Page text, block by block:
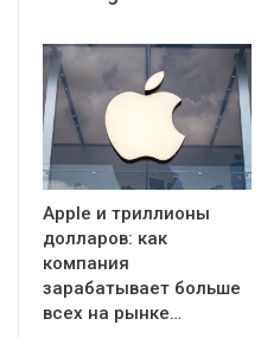
Apple и триллионы
долларов: как
компания
зарабатывает больше
всех на рынке…